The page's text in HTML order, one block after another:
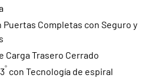
Puertas Completas con Seguro y
Carga Trasero Cerrado
® con Tecnología de espiral